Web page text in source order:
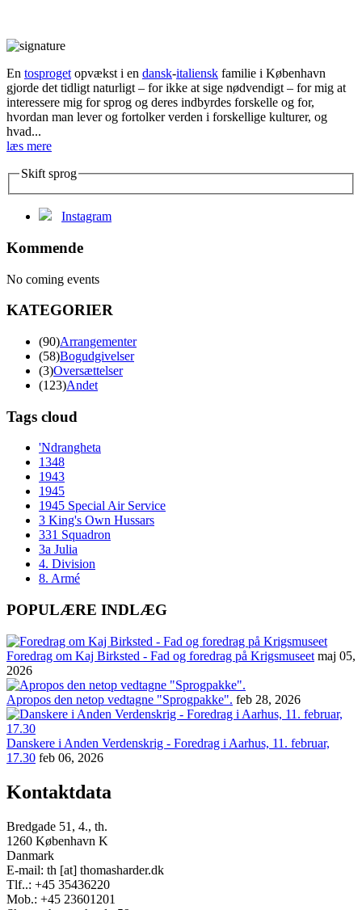
En tosproget opvækst i en dansk-italiensk familie i København
gjorde det tidligt naturligt – for ikke at sige nødvendigt – for mig at
interessere mig for sprog og deres indbyrdes forskelle og for,
hvordan man lever og fortolker verden i forskellige kulturer, og
hvad...
læs mere
Skift sprog
Instagram
Kommende
No coming events
KATEGORIER
(90)Arrangementer
(58)Bogudgivelser
(3)Oversættelser
(123)Andet
Tags cloud
'Ndrangheta
1348
1943
1945
1945 Special Air Service
3 King's Own Hussars
331 Squadron
3a Julia
4. Division
8. Armé
POPULÆRE INDLÆG
Foredrag om Kaj Birksted - Fad og foredrag på Krigsmuseet maj 05,
2026
Apropos den netop vedtagne "Sprogpakke". feb 28, 2026
Danskere i Anden Verdenskrig - Foredrag i Aarhus, 11. februar,
17.30 feb 06, 2026
Kontaktdata
Bredgade 51, 4., th.
1260 København K
Danmark
E-mail: th [at] thomasharder.dk
Tlf..: +45 35436220
Mob.: +45 23601201